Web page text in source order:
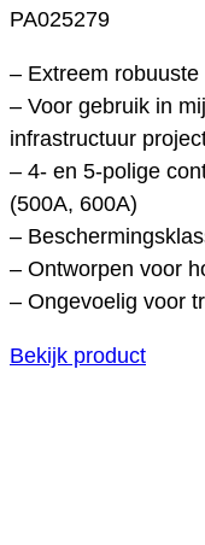
PA025279
– Extreem robuuste
– Voor gebruik in
infrastructuur
– 4- en 5-polige
(500A, 600A)
–
– Ontworpen voor
– Ongevoelig voor
Bekijk product